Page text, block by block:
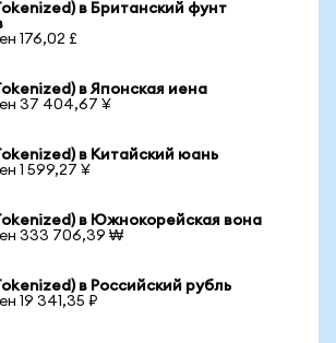
в Британский фунт
176,02 £
в Японская иена
37 404,67 ¥
в Китайский юань
1 599,27 ¥
в Южнокорейская вона
333 706,39 ₩
в Российский рубль
19 341,35 ₽